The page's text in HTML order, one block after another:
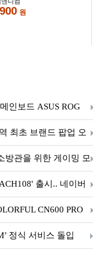
인보드 ASUS ROG
최초 브랜드 팝업 오
방관을 위한 게이밍 모
출시.. 네이버
CN600 PRO
정식 서비스 돌입